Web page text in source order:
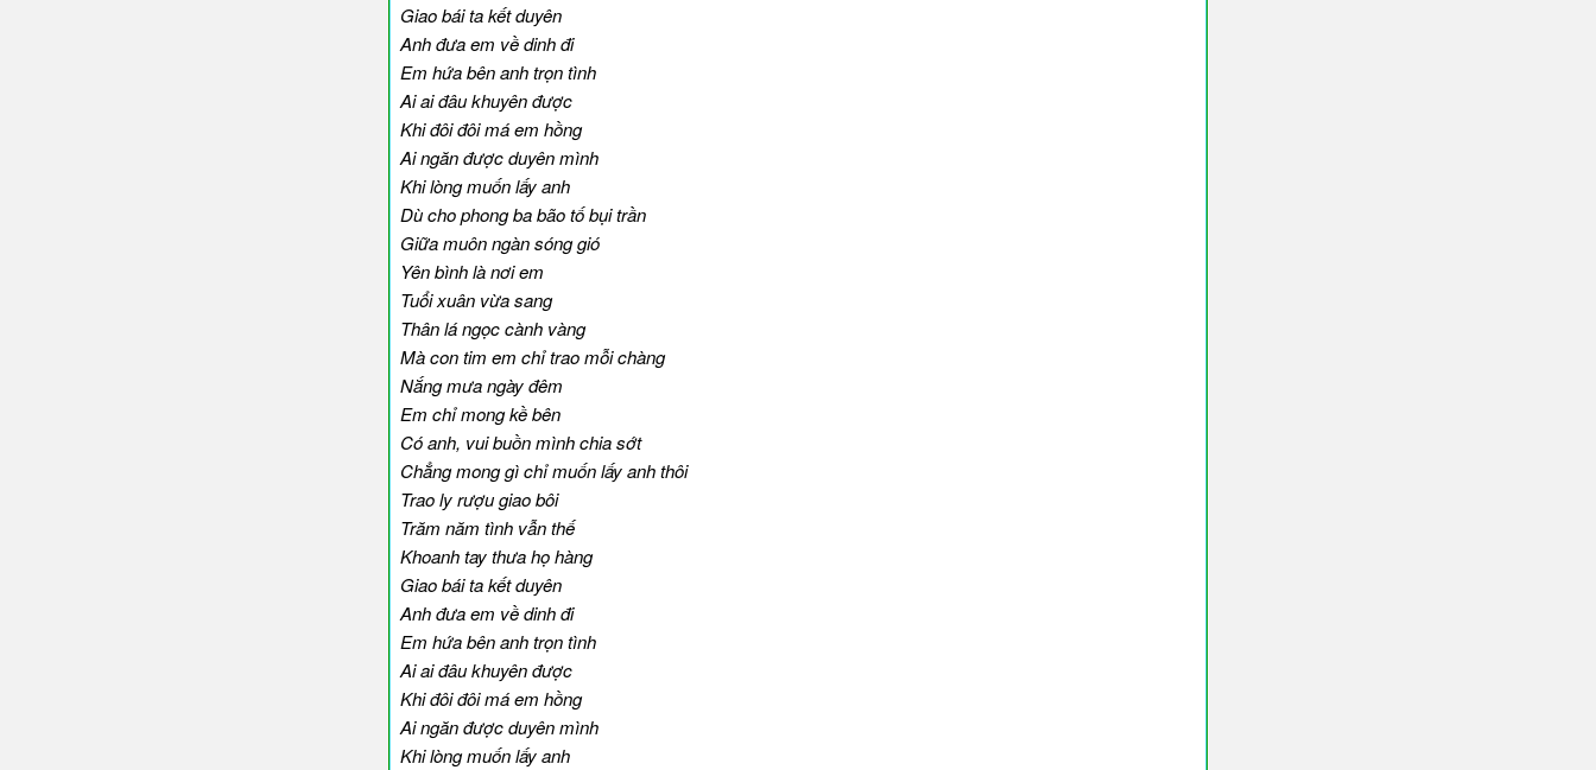
Giao bái ta kết duyên
Anh đưa em về dinh đi
Em hứa bên anh trọn tình
Ai ai đâu khuyên được
Khi đôi đôi má em hồng
Ai ngăn được duyên mình
Khi lòng muốn lấy anh
Dù cho phong ba bão tố bụi trần
Giữa muôn ngàn sóng gió
Yên bình là nơi em
Tuổi xuân vừa sang
Thân lá ngọc cành vàng
Mà con tim em chỉ trao mỗi chàng
Nắng mưa ngày đêm
Em chỉ mong kề bên
Có anh, vui buồn mình chia sớt
Chẳng mong gì chỉ muốn lấy anh thôi
Trao ly rượu giao bôi
Trăm năm tình vẫn thế
Khoanh tay thưa họ hàng
Giao bái ta kết duyên
Anh đưa em về dinh đi
Em hứa bên anh trọn tình
Ai ai đâu khuyên được
Khi đôi đôi má em hồng
Ai ngăn được duyên mình
Khi lòng muốn lấy anh